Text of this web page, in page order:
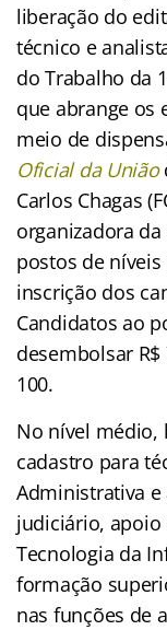
liberação do
técnico e
do Trabalho da
que abrange os
meio de
Oficial da União
Carlos Chagas
organizadora
postos de
inscrição dos
Candidatos ao
desembolsar
100.
No nível médio,
cadastro para
Administrativa e
judiciário, apoio
Tecnologia da
formação
nas funções de